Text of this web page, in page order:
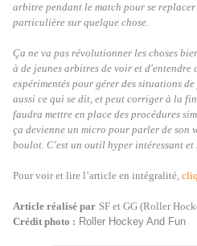
arbitre pendant le match pour se
particulière sur quelque chose.
Ça ne va pas révolutionner les choses
à de jeunes arbitres de voir et d'entendre
expérimentés pour gérer des situations
aussi ce qui se dit, et peut corriger à la
faudra mettre en place des procédures
ça devienne un micro pour parler de son
boulot. C'est un outil hyper intéressant et
Pour voir et lire l’article en intégralité,
Article réalisé par SF et GG (Roller
Crédit photo : Roller Hockey And Fun